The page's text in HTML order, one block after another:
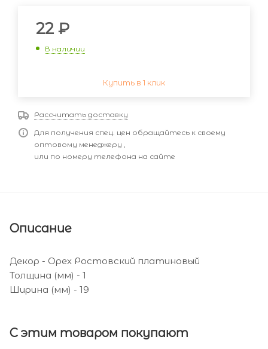
22 ₽
В наличии
Купить в 1 клик
Рассчитать доставку
Для получения спец. цен обращайтесь к своему
оптовому менеджеру ,
или по номеру телефона на сайте
Описание
Декор - Орех Ростовский платиновый
Толщина (мм) - 1
Ширина (мм) - 19
С этим товаром покупают